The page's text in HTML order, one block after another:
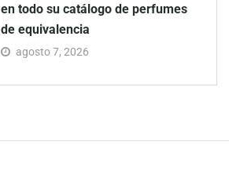
en todo su catálogo de perfumes
de equivalencia
agosto 7, 2026